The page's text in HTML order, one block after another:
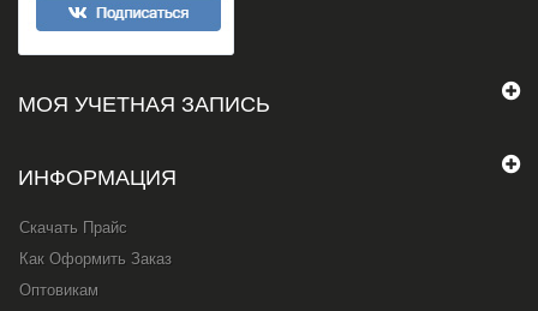
МОЯ УЧЕТНАЯ ЗАПИСЬ
ИНФОРМАЦИЯ
Скачать Прайс
Как Оформить Заказ
Оптовикам